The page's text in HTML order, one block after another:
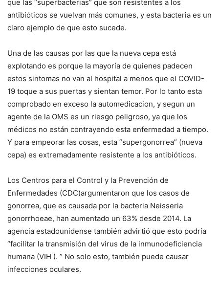
que las “superbacterias” que son resistentes a los
antibióticos se vuelvan más comunes, y esta bacteria es un
claro ejemplo de que esto sucede.
Una de las causas por las que la nueva cepa está
explotando es porque la mayoría de quienes padecen
estos sintomas no van al hospital a menos que el COVID-
19 toque a sus puertas y sientan temor. Por lo tanto esta
comprobado en exceso la automedicacion, y segun un
agente de la OMS es un riesgo peligroso, ya que los
médicos no están contrayendo esta enfermedad a tiempo.
Y para empeorar las cosas, esta “supergonorrea” (nueva
cepa) es extremadamente resistente a los antibióticos.
Los Centros para el Control y la Prevención de
Enfermedades (CDC)argumentaron que los casos de
gonorrea, que es causada por la bacteria Neisseria
gonorrhoeae, han aumentado un 63% desde 2014. La
agencia estadounidense también advirtió que esto podría
“facilitar la transmisión del virus de la inmunodeficiencia
humana (VIH ). ” No solo esto, también puede causar
infecciones oculares.